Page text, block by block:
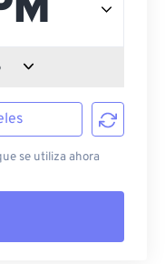
se utiliza ahora